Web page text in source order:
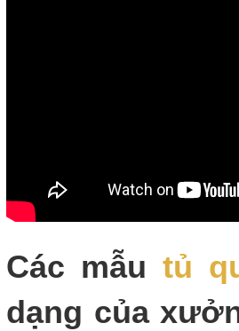
Các mẫu tủ
dạng của